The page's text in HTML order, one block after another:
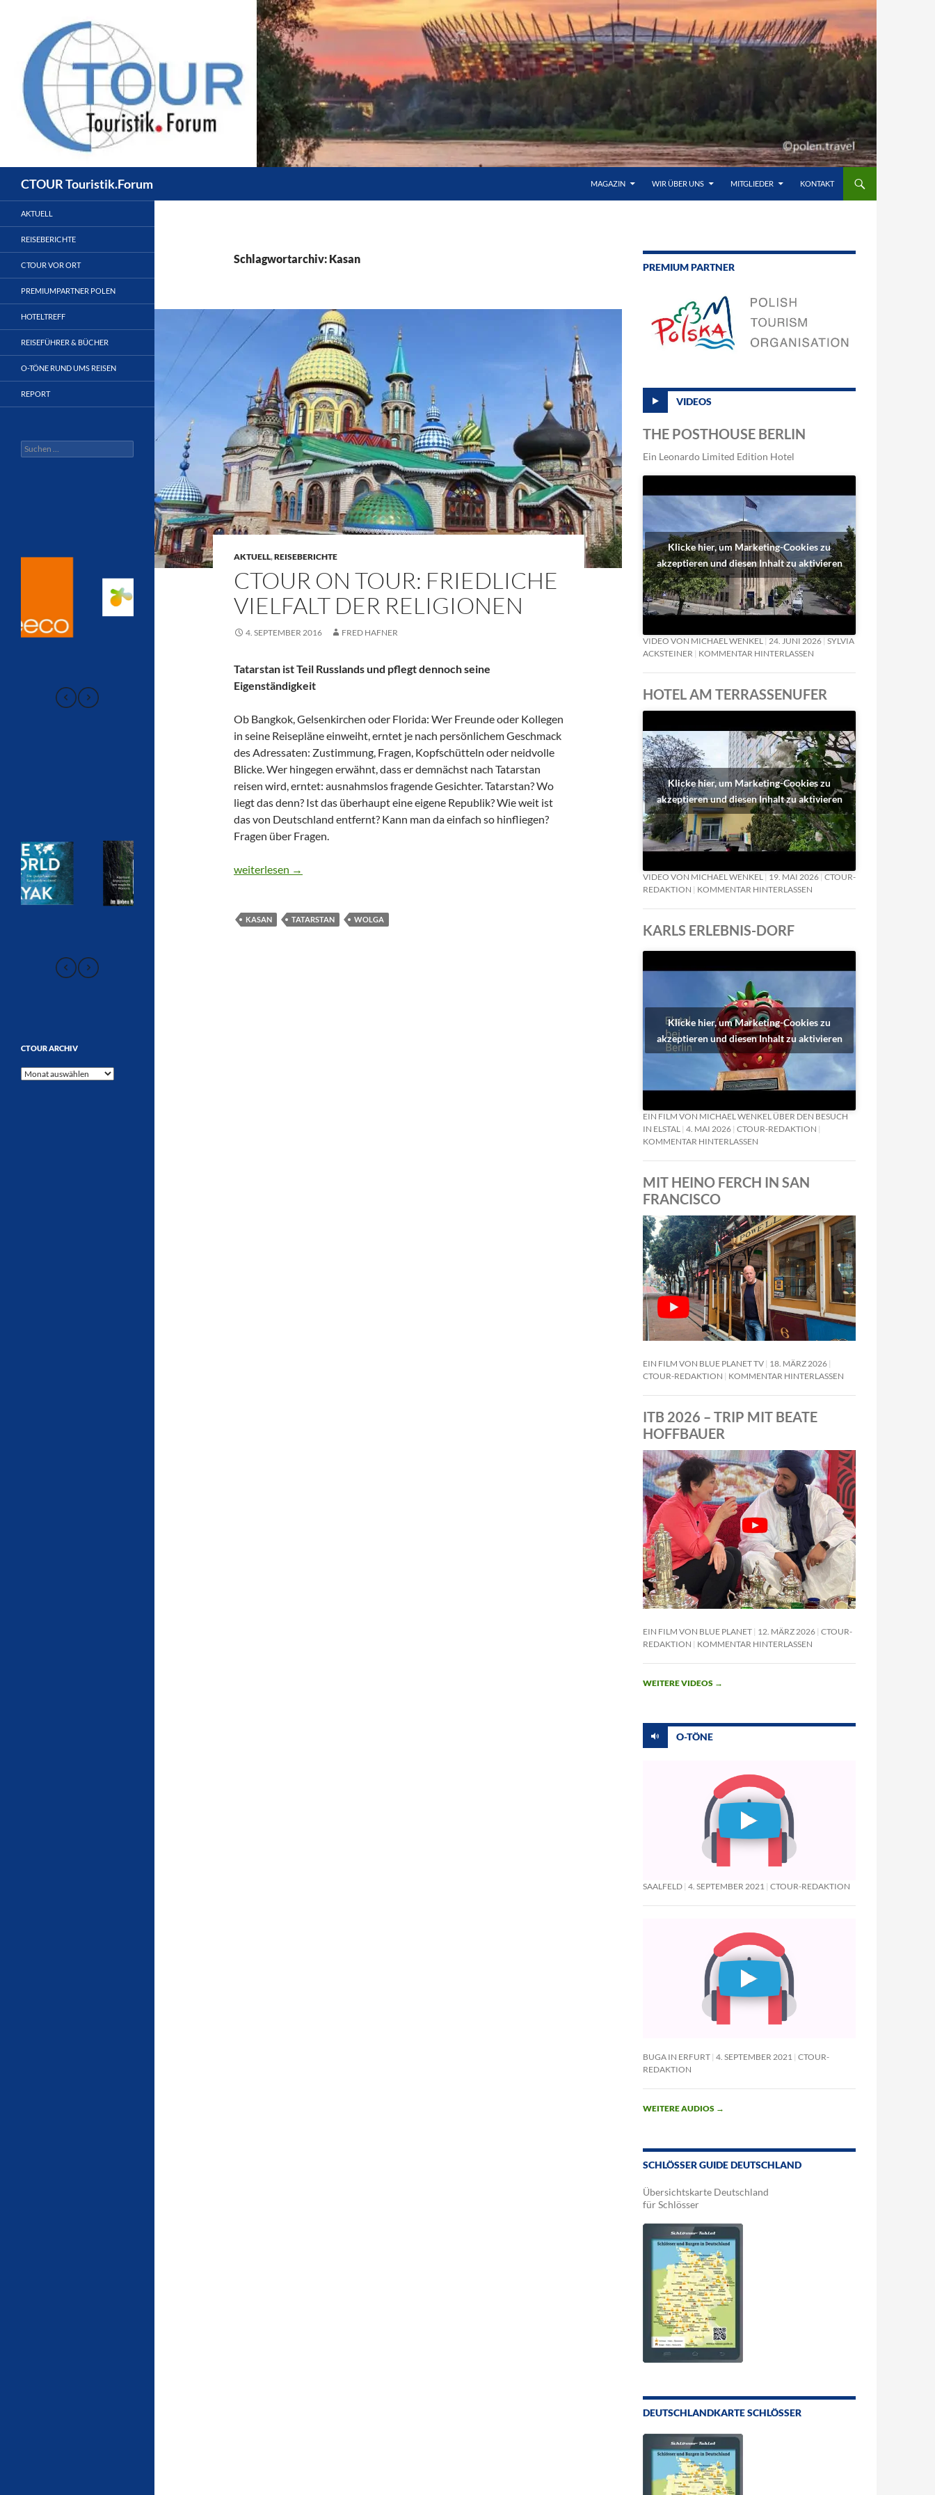
springen
CTOUR Touristik.Forum MAGAZIN WIR ÜBER UNS MITGLIEDER KONTAKT
Schlagwortarchiv: Kasan
AKTUELL,REISEBERICHTE
CTOUR ON TOUR: FRIEDLICHE
VIELFALT DER RELIGIONEN
4. SEPTEMBER 2016 FRED HAFNER
Tatarstan ist Teil Russlands und pflegt dennoch seine
Eigenständigkeit
Ob Bangkok, Gelsenkirchen oder Florida: Wer Freunde oder Kollegen
in seine Reisepläne einweiht, erntet je nach persönlichem Geschmack
des Adressaten: Zustimmung, Fragen, Kopfschütteln oder neidvolle
Blicke. Wer hingegen erwähnt, dass er demnächst nach Tatarstan
reisen wird, erntet: ausnahmslos fragende Gesichter. Tatarstan? Wo
liegt das denn? Ist das überhaupt eine eigene Republik? Wie weit ist
das von Deutschland entfernt? Kann man da einfach so hinfliegen?
Fragen über Fragen.
CTOUR on Tour: Friedliche Vielfalt der Religionen
weiterlesen →
KASAN TATARSTAN WOLGA
PREMIUM PARTNER
VIDEOS
THE POSTHOUSE BERLIN
Ein Leonardo Limited Edition Hotel
Klicke hier, um Marketing-Cookies zu
akzeptieren und diesen Inhalt zu aktivieren
VIDEO VON MICHAEL WENKEL 24. JUNI 2026 SYLVIA
ACKSTEINER
KOMMENTAR HINTERLASSEN
HOTEL AM TERRASSENUFER
Klicke hier, um Marketing-Cookies zu
akzeptieren und diesen Inhalt zu aktivieren
VIDEO VON MICHAEL WENKEL 19. MAI 2026 CTOUR-
REDAKTION
KOMMENTAR HINTERLASSEN
KARLS ERLEBNIS-DORF
Klicke hier, um Marketing-Cookies zu
akzeptieren und diesen Inhalt zu aktivieren
EIN FILM VON MICHAEL WENKEL ÜBER DEN BESUCH
IN ELSTAL 4. MAI 2026 CTOUR-REDAKTION
KOMMENTAR HINTERLASSEN
MIT HEINO FERCH IN SAN
FRANCISCO
EIN FILM VON BLUE PLANET TV 18. MÄRZ 2026
CTOUR-REDAKTION
KOMMENTAR HINTERLASSEN
ITB 2026 – TRIP MIT BEATE
HOFFBAUER
EIN FILM VON BLUE PLANET 12. MÄRZ 2026 CTOUR-
REDAKTION
KOMMENTAR HINTERLASSEN
WEITERE VIDEOS →
O-TÖNE
SAALFELD 4. SEPTEMBER 2021 CTOUR-REDAKTION
BUGA IN ERFURT 4. SEPTEMBER 2021
CTOUR-
REDAKTION
WEITERE AUDIOS →
SCHLÖSSER GUIDE DEUTSCHLAND
Übersichtskarte Deutschland
für Schlösser
DEUTSCHLANDKARTE SCHLÖSSER
AKTUELL
REISEBERICHTE
CTOUR VOR ORT
PREMIUMPARTNER POLEN
HOTELTREFF
REISEFÜHRER & BÜCHER
O-TÖNE RUND UMS REISEN
REPORT
Suchen
nach:
CTOUR ARCHIV
CTOUR